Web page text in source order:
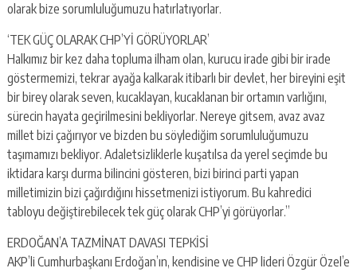
olarak bize sorumluluğumuzu hatırlatıyorlar.
‘TEK GÜÇ OLARAK CHP’Yİ GÖRÜYORLAR’
Halkımız bir kez daha topluma ilham olan, kurucu irade gibi bir irade
göstermemizi, tekrar ayağa kalkarak itibarlı bir devlet, her bireyini eşit
bir birey olarak seven, kucaklayan, kucaklanan bir ortamın varlığını,
sürecin hayata geçirilmesini bekliyorlar. Nereye gitsem, avaz avaz
millet bizi çağırıyor ve bizden bu söylediğim sorumluluğumuzu
taşımamızı bekliyor. Adaletsizliklerle kuşatılsa da yerel seçimde bu
iktidara karşı durma bilincini gösteren, bizi birinci parti yapan
milletimizin bizi çağırdığını hissetmenizi istiyorum. Bu kahredici
tabloyu değiştirebilecek tek güç olarak CHP’yi görüyorlar.”
ERDOĞAN’A TAZMİNAT DAVASI TEPKİSİ
AKP’li Cumhurbaşkanı Erdoğan’ın, kendisine ve CHP lideri Özgür Özel’e